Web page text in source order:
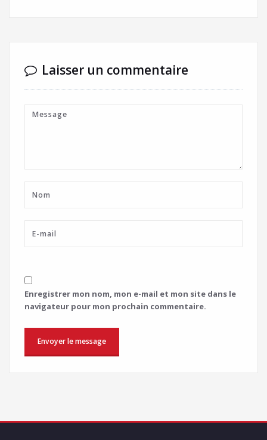
Laisser un commentaire
Enregistrer mon nom, mon e-mail et mon site dans le
navigateur pour mon prochain commentaire.